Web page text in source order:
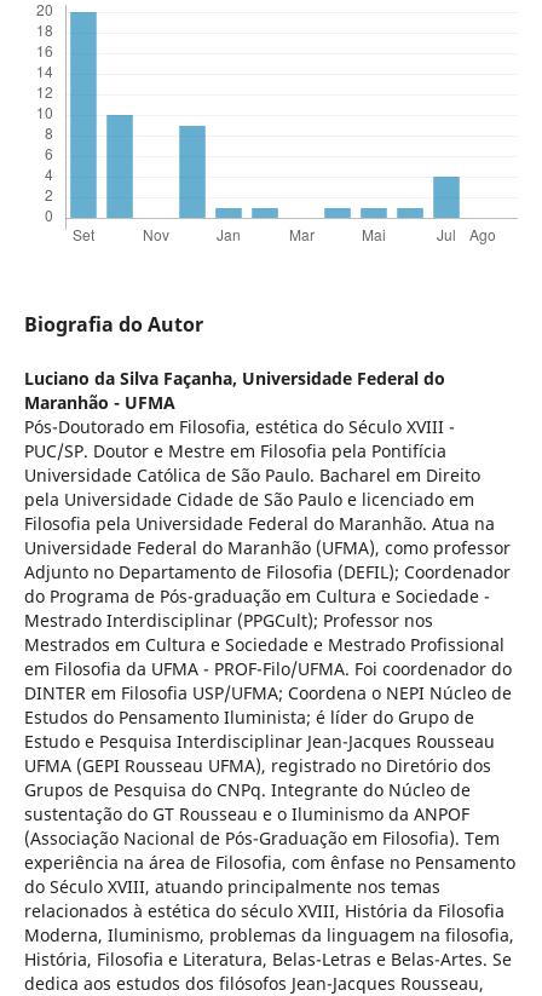
Biografia do Autor
Luciano da Silva Façanha, Universidade Federal do
Maranhão - UFMA
Pós-Doutorado em Filosofia, estética do Século XVIII -
PUC/SP. Doutor e Mestre em Filosofia pela Pontifícia
Universidade Católica de São Paulo. Bacharel em Direito
pela Universidade Cidade de São Paulo e licenciado em
Filosofia pela Universidade Federal do Maranhão. Atua na
Universidade Federal do Maranhão (UFMA), como professor
Adjunto no Departamento de Filosofia (DEFIL); Coordenador
do Programa de Pós-graduação em Cultura e Sociedade -
Mestrado Interdisciplinar (PPGCult); Professor nos
Mestrados em Cultura e Sociedade e Mestrado Profissional
em Filosofia da UFMA - PROF-Filo/UFMA. Foi coordenador do
DINTER em Filosofia USP/UFMA; Coordena o NEPI Núcleo de
Estudos do Pensamento Iluminista; é líder do Grupo de
Estudo e Pesquisa Interdisciplinar Jean-Jacques Rousseau
UFMA (GEPI Rousseau UFMA), registrado no Diretório dos
Grupos de Pesquisa do CNPq. Integrante do Núcleo de
sustentação do GT Rousseau e o Iluminismo da ANPOF
(Associação Nacional de Pós-Graduação em Filosofia). Tem
experiência na área de Filosofia, com ênfase no Pensamento
do Século XVIII, atuando principalmente nos temas
relacionados à estética do século XVIII, História da Filosofia
Moderna, Iluminismo, problemas da linguagem na filosofia,
História, Filosofia e Literatura, Belas-Letras e Belas-Artes. Se
dedica aos estudos dos filósofos Jean-Jacques Rousseau,